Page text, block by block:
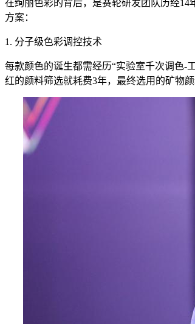
在绚丽色彩的背后，是赛轮研发团队历经
方案：
1. 分子级色彩调控技术
每款颜色的诞生都需经历“实验室千次调色-
红的颜料筛选就耗费3年，最终选用的矿物